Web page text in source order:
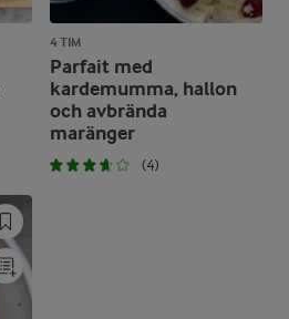
4 TIM
Parfait med
kardemumma, hallon
och avbrända
maränger
(4)